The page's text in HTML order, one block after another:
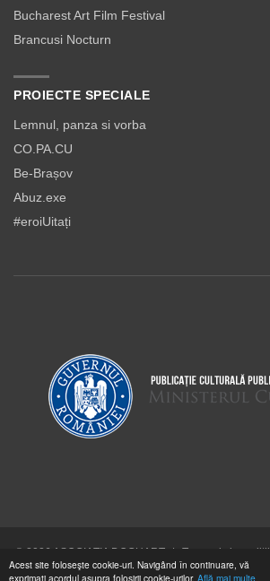
Acest site foloseşte cookie-uri. Navigând în continuare, vă
exprimaţi acordul asupra folosirii cookie-urilor. Află mai multe
Bucharest Art Film Festival
Brancusi Nocturn
PROIECTE SPECIALE
Lemnul, panza si vorba
CO.PA.CU
Be-Brașov
Abuz.exe
#eroiUitați
© 2026 ASOCIAŢIA DOCUART | Termeni şi condiţii
urile